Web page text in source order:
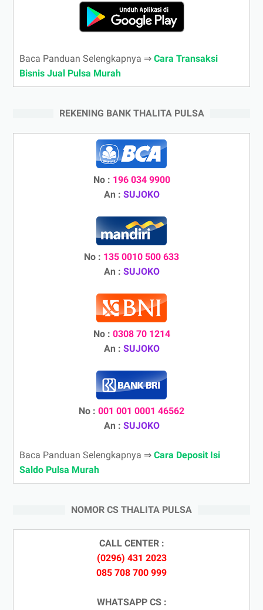
Baca Panduan Selengkapnya ⇒ Cara Transaksi
Bisnis Jual Pulsa Murah
REKENING BANK THALITA PULSA
No : 196 034 9900
An : SUJOKO
No : 135 0010 500 633
An : SUJOKO
No : 0308 70 1214
An : SUJOKO
No : 001 001 0001 46562
An : SUJOKO
Baca Panduan Selengkapnya ⇒ Cara Deposit Isi
Saldo Pulsa Murah
NOMOR CS THALITA PULSA
CALL CENTER :
(0296) 431 2023
085 708 700 999
WHATSAPP CS :